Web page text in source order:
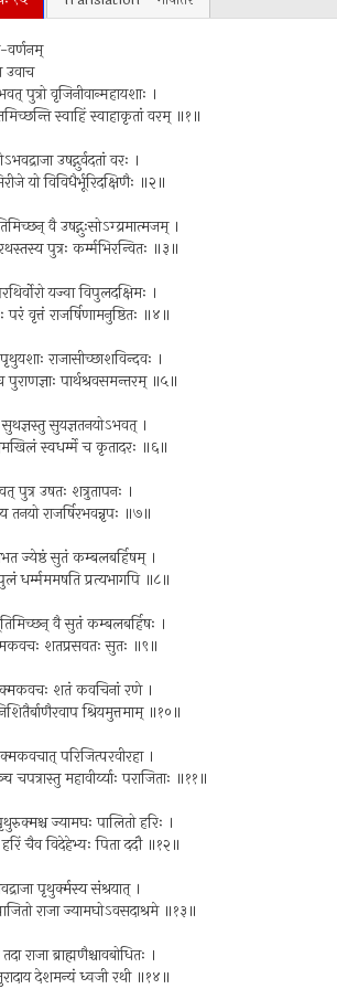
उवाच
पुत्रो वृजिनीवान्महायशाः ।
स्वाहिं स्वाहाकृतां वरम् ॥१॥
उषद्गुर्वदतां वरः ।
यो विविधैर्भूरिदक्षिणैः ॥२॥
वै उषद्गुःसोऽग्य्रमात्मजम् ।
पुत्रः कर्म्मभिरन्वितः ॥३॥
यज्वा विपुलदक्षिमः ।
वृत्तं राजर्षिणामनुष्ठितः ॥४॥
राजासीच्छाशविन्दवः ।
पार्थश्रवसमन्तरम् ॥५॥
सुयज्ञतनयोऽभवत् ।
स्वधर्म्मे च कृतादरः ॥६॥
पुत्र उषतः शत्रुतापनः ।
राजर्षिरभवन्नृपः ॥७॥
ज्येष्ठं सुतं कम्बलबर्हिषम् ।
धर्म्मममषति प्रत्यभागपि ॥८॥
वै सुतं कम्बलबर्हिषः ।
शतप्रसवतः सुतः ॥९॥
शतं कवचिनां रणे ।
श्रियमुत्तमाम् ॥१०॥
परिजित्परवीरहा ।
चपत्रास्तु महावीर्य्याः पराजिताः ॥११॥
ज्यामघः पालितो हरिः ।
चैव विदेहेभ्यः पिता ददौ ॥१२॥
पृथुर्क्मस्य संश्रयात् ।
राजा ज्यामघोऽवसदाश्रमे ॥१३॥
राजा ब्राह्मणैश्चावबोधितः ।
देशमन्यं ध्वजी रथी ॥१४॥